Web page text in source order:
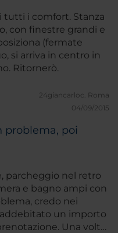
i comfort. Stanza
con finestre grandi e
(fermate
si arriva in centro in
Ritornerò.
24giancarloc. Roma
04/09/2015
problema, poi
parcheggio nel retro
e bagno ampi con
credo nei
un importo
Una volta